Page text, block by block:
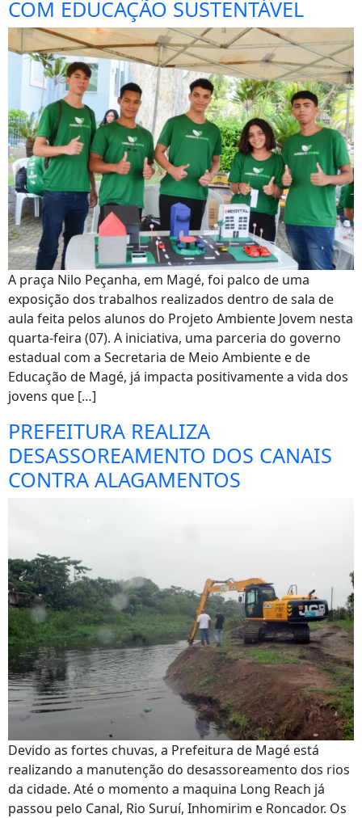
COM EDUCAÇÃO SUSTENTÁVEL
A praça Nilo Peçanha, em Magé, foi palco de uma
exposição dos trabalhos realizados dentro de sala de
aula feita pelos alunos do Projeto Ambiente Jovem nesta
quarta-feira (07). A iniciativa, uma parceria do governo
estadual com a Secretaria de Meio Ambiente e de
Educação de Magé, já impacta positivamente a vida dos
jovens que […]
PREFEITURA REALIZA
DESASSOREAMENTO DOS CANAIS
CONTRA ALAGAMENTOS
Devido as fortes chuvas, a Prefeitura de Magé está
realizando a manutenção do desassoreamento dos rios
da cidade. Até o momento a maquina Long Reach já
passou pelo Canal, Rio Suruí, Inhomirim e Roncador. Os